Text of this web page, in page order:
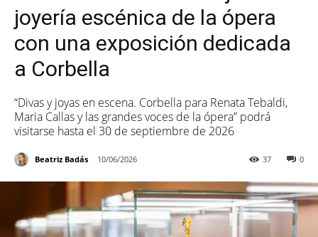
joyería escénica de la ópera
con una exposición dedicada
a Corbella
“Divas y joyas en escena. Corbella para Renata Tebaldi,
Maria Callas y las grandes voces de la ópera” podrá
visitarse hasta el 30 de septiembre de 2026
Beatriz Badás 10/06/2026 0
37